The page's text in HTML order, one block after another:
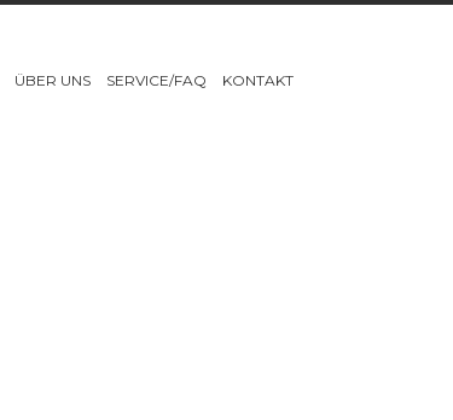
ÜBER UNS SERVICE/FAQ KONTAKT